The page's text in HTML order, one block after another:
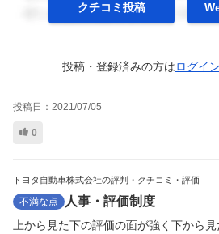
クチコミ投稿
投稿・登録済みの方はログイン
投稿日： 2021/07/05
0
トヨタ自動車株式会社の評判・クチコミ・評価
不満な点 人事・評価制度
上から見た下の評価の面が強く下から